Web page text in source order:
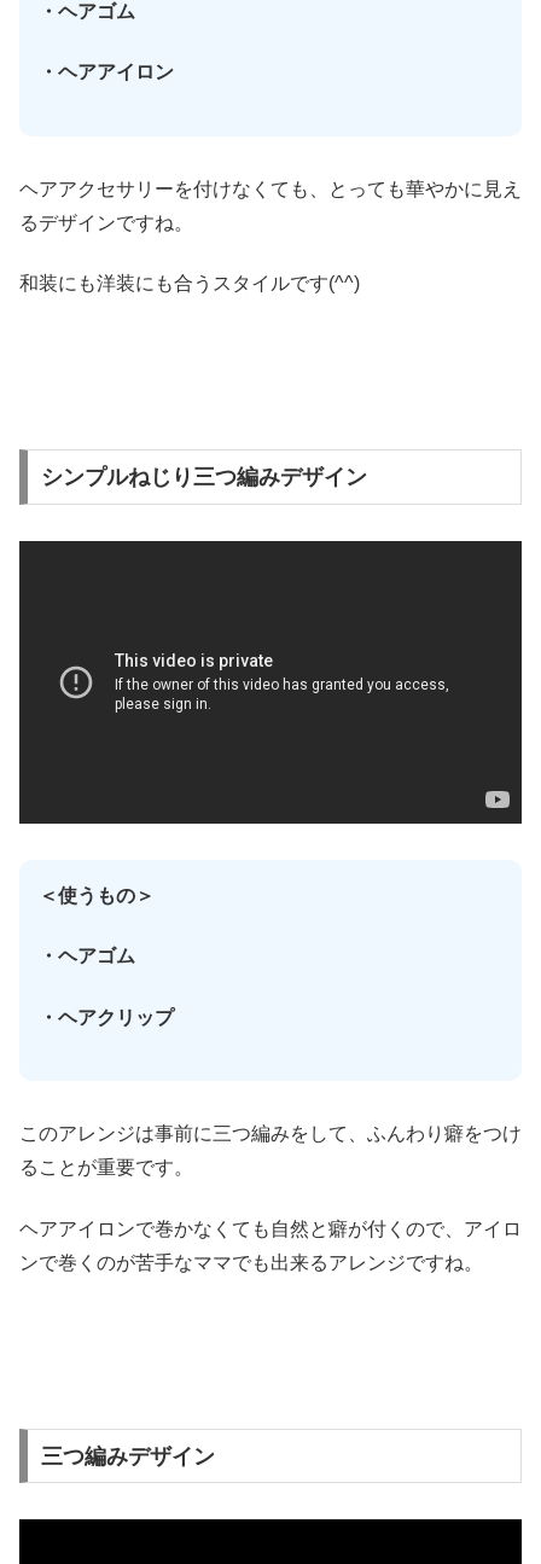
・ヘアゴム
・ヘアアイロン
ヘアアクセサリーを付けなくても、とっても華やかに見え
るデザインですね。
和装にも洋装にも合うスタイルです(^^)
シンプルねじり三つ編みデザイン
＜使うもの＞
・ヘアゴム
・ヘアクリップ
このアレンジは事前に三つ編みをして、ふんわり癖をつけ
ることが重要です。
ヘアアイロンで巻かなくても自然と癖が付くので、アイロ
ンで巻くのが苦手なママでも出来るアレンジですね。
三つ編みデザイン